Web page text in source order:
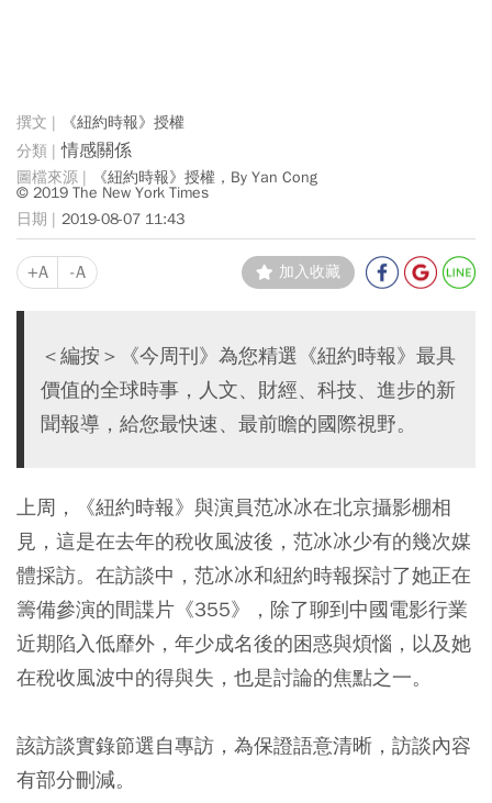
《紐約時報》授權
情感關係
《紐約時報》授權，By Yan Cong
© 2019 The New York Times
2019-08-07 11:43
+A -A 加入收藏
＜編按＞《今周刊》為您精選《紐約時報》最具
價值的全球時事，人文、財經、科技、進步的新
聞報導，給您最快速、最前瞻的國際視野。
上周，《紐約時報》與演員范冰冰在北京攝影棚相
見，這是在去年的稅收風波後，范冰冰少有的幾次媒
體採訪。在訪談中，范冰冰和紐約時報探討了她正在
籌備參演的間諜片《355》，除了聊到中國電影行業
近期陷入低靡外，年少成名後的困惑與煩惱，以及她
在稅收風波中的得與失，也是討論的焦點之一。
該訪談實錄節選自專訪，為保證語意清晰，訪談內容
有部分刪減。